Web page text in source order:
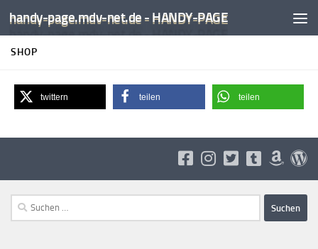
Unter dem Inhalt
handy-page.mdv-net.de - HANDY-PAGE
SHOP
twittern teilen teilen
Suchen
nach: